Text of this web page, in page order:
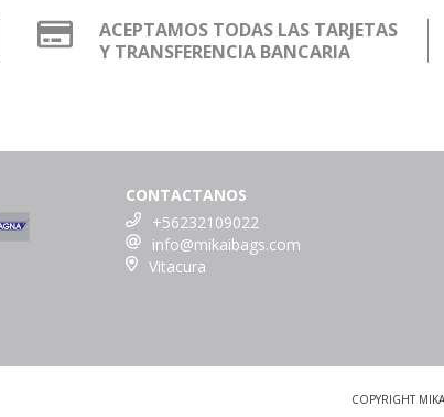
ACEPTAMOS TODAS LAS TARJETAS
Y TRANSFERENCIA BANCARIA
CONTACTANOS
+56232109022
info@mikaibags.com
Vitacura
COPYRIGHT